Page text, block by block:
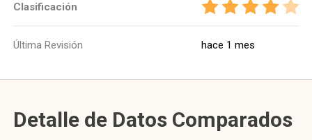
Clasificación
Última Revisión hace 1 mes
Detalle de Datos Comparados